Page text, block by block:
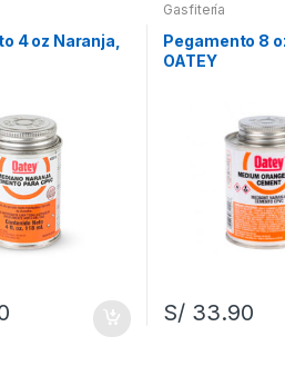
4 oz Naranja,
Gasfitería
Pegamento 8
OATEY
S/ 33.90